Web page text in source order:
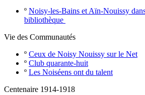
º Noisy-les-Bains et Aïn-Nouissy
bibliothèque
Vie des Communautés
º Ceux de Noisy Nouissy sur le Net
º Club quarante-huit
º Les Noiséens ont du talent
Centenaire 1914-1918